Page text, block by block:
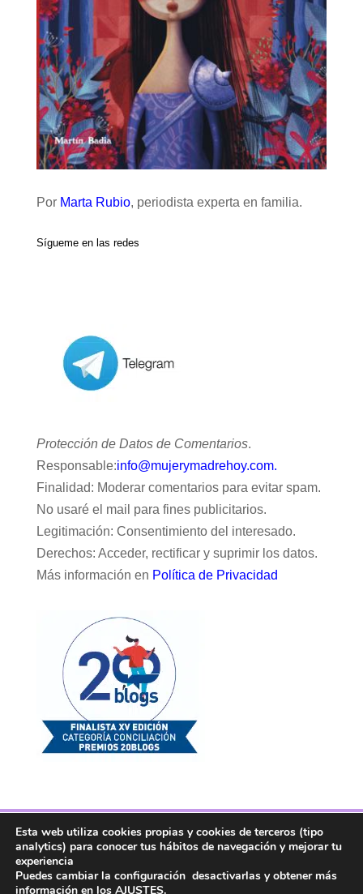
Por Marta Rubio, periodista experta en familia.
Sígueme en las redes
Protección de Datos de Comentarios.
Responsable:info@mujerymadrehoy.com.
Finalidad: Moderar comentarios para evitar spam.
No usaré el mail para fines publicitarios.
Legitimación: Consentimiento del interesado.
Derechos: Acceder, rectificar y suprimir los datos.
Más información en Política de Privacidad
Facebook Twitter Telegram
RSS
Instagram
Linkedin
Esta web utiliza cookies propias y cookies de terceros (tipo
analytics) para conocer tus hábitos de navegación y mejorar tu
experiencia
Puedes cambiar la configuración desactivarlas y obtener más
información en los AJUSTES.